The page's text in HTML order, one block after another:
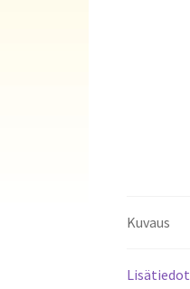
Kuvaus
Lisätiedot